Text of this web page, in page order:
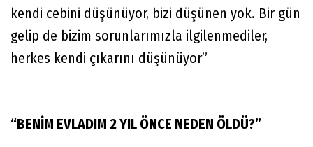
kendi cebini düşünüyor, bizi düşünen yok. Bir gün
gelip de bizim sorunlarımızla ilgilenmediler,
herkes kendi çıkarını düşünüyor”
“BENİM EVLADIM 2 YIL ÖNCE NEDEN ÖLDÜ?”